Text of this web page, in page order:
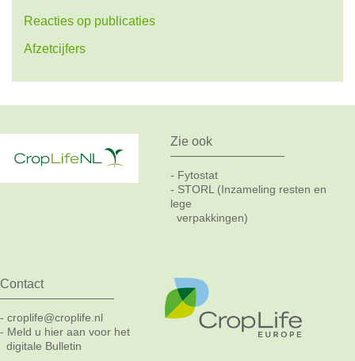
Reacties op publicaties
Afzetcijfers
Zie ook
- Fytostat
- STORL (Inzameling resten en
lege
verpakkingen)
Contact
- croplife@croplife.nl
- Meld u hier aan voor het
digitale Bulletin